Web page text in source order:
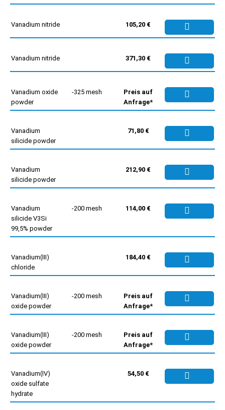
Vanadium nitride 105,20 €
Vanadium nitride 371,30 €
Vanadium oxide
powder
-325 mesh
Preis auf
Anfrage*
Vanadium
silicide powder
71,80 €
Vanadium
silicide powder
212,90 €
Vanadium
silicide V3Si
99,5% powder
-200 mesh 114,00 €
Vanadium(III)
chloride
184,40 €
Vanadium(III)
oxide powder
-200 mesh
Preis auf
Anfrage*
Vanadium(III)
oxide powder
-200 mesh
Preis auf
Anfrage*
Vanadium(IV)
oxide sulfate
hydrate
54,50 €